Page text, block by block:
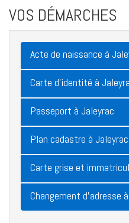
VOS DÉMARCHES
Acte de naissance à
Carte d'identité à
Passeport à Jaleyrac
Plan cadastre à Jaleyrac
Carte grise et
Changement d'adresse